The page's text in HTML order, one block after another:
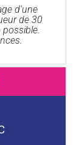
d'une
de 30